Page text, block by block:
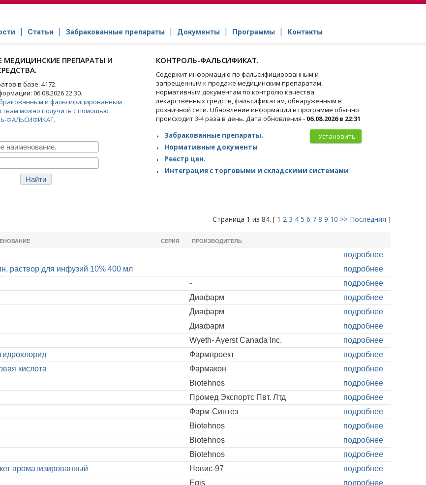
Статьи Забракованные препараты Документы Программы Контакты
МЕДИЦИНСКИЕ ПРЕПАРАТЫ И
в базе: 4172.
06.08.2026 22:30.
и фальсифицированным
можно получить с помощью
ФАЛЬСИФИКАТ.
КОНТРОЛЬ-ФАЛЬСИФИКАТ.
Содержит информацию по фальсифицированным и
запрещенным к продаже медицинским препаратам,
нормативным документам по контролю качества
лекарственных средств, фальсификатам, обнаруженным в
розничной сети. Обновление информации в программе обычно
происходит 3-4 раза в день. Дата обновления - 06.08.2026 в 22:31
Установить
Забракованные препараты.
Нормативные документы
Реестр цен.
Интеграция с торговыми и складскими системами
Страница 1 из 84. [ 1 2 3 4 5 6 7 8 9 10 >> Последняя ]
СЕРИЯ ПРОИЗВОДИТЕЛЬ
подробнее
раствор для инфузий 10% 400 мл
подробнее
-
подробнее
Диафарм
подробнее
Диафарм
подробнее
Диафарм
подробнее
Wyeth- Ayerst Canada Inc.
подробнее
Фармпроект
подробнее
кислота
Фармакон
подробнее
Biotehnos
подробнее
Промед Экспортс Пвт. Лтд
подробнее
Фарм-Синтез
подробнее
Biotehnos
подробнее
Biotehnos
подробнее
Biotehnos
подробнее
ароматизированный
Новис-97
подробнее
Egis
подробнее